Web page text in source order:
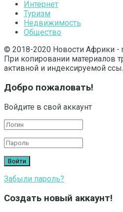
Интернет
Туризм
Недвижимость
Общество
© 2018-2020 Новости Африки -
При копировании материалов
активной и индексируемой
Добро пожаловать!
Войдите в свой аккаунт
Забыли пароль?
Создать новый аккаунт!